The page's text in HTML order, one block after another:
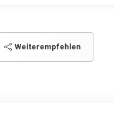
Weiterempfehlen